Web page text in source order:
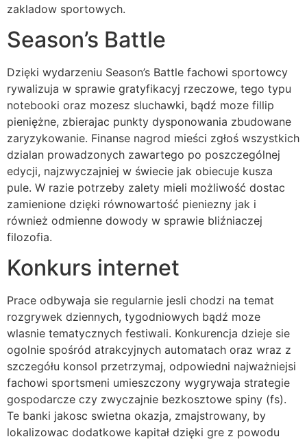
zakladow sportowych.
Season’s Battle
Dzięki wydarzeniu Season’s Battle fachowi sportowcy
rywalizuja w sprawie gratyfikacyj rzeczowe, tego typu
notebooki oraz mozesz sluchawki, bądź moze fillip
pieniężne, zbierajac punkty dysponowania zbudowane
zaryzykowanie. Finanse nagrod mieści zgłoś wszystkich
dzialan prowadzonych zawartego po poszczególnej
edycji, najzwyczajniej w świecie jak obiecuje kusza
pule. W razie potrzeby zalety mieli możliwość dostac
zamienione dzięki równowartość pieniezny jak i
również odmienne dowody w sprawie bliźniaczej
filozofia.
Konkurs internet
Prace odbywaja sie regularnie jesli chodzi na temat
rozgrywek dziennych, tygodniowych bądź moze
wlasnie tematycznych festiwali. Konkurencja dzieje sie
ogolnie spośród atrakcyjnych automatach oraz wraz z
szczegółu konsol przetrzymaj, odpowiedni najważniejsi
fachowi sportsmeni umieszczony wygrywaja strategie
gospodarcze czy zwyczajnie bezkosztowe spiny (fs).
Te banki jakosc swietna okazja, zmajstrowany, by
lokalizowac dodatkowe kapitał dzięki gre z powodu